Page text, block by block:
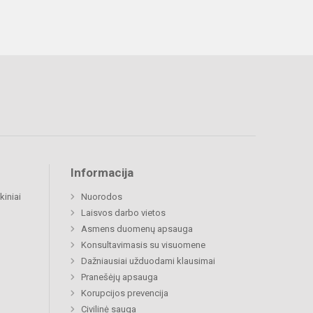
Informacija
Nuorodos
Laisvos darbo vietos
Asmens duomenų apsauga
Konsultavimasis su visuomene
Dažniausiai užduodami klausimai
Pranešėjų apsauga
Korupcijos prevencija
Civilinė sauga